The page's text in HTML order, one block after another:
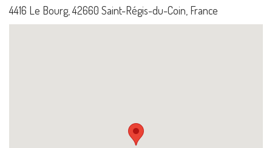
4416 Le Bourg, 42660 Saint-Régis-du-Coin, France